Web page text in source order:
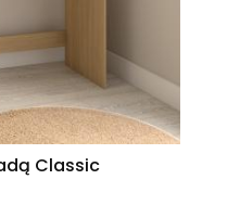
Classic